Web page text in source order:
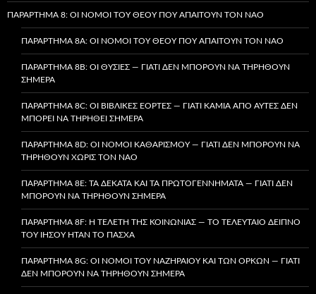
ΠΑΡΆΡΤΗΜΑ 8: ΟΙ ΝΌΜΟΙ ΤΟΥ ΘΕΟΎ ΠΟΥ ΑΠΑΙΤΟΎΝ ΤΟΝ ΝΑΌ
ΠΑΡΆΡΤΗΜΑ 8A: ΟΙ ΝΌΜΟΙ ΤΟΥ ΘΕΟΎ ΠΟΥ ΑΠΑΙΤΟΎΝ ΤΟΝ ΝΑΌ
ΠΑΡΆΡΤΗΜΑ 8B: ΟΙ ΘΥΣΊΕΣ — ΓΙΑΤΊ ΔΕΝ ΜΠΟΡΟΎΝ ΝΑ ΤΗΡΗΘΟΎΝ
ΣΉΜΕΡΑ
ΠΑΡΆΡΤΗΜΑ 8C: ΟΙ ΒΙΒΛΙΚΈΣ ΕΟΡΤΈΣ — ΓΙΑΤΊ ΚΑΜΊΑ ΑΠΌ ΑΥΤΈΣ ΔΕΝ
ΜΠΟΡΕΊ ΝΑ ΤΗΡΗΘΕΊ ΣΉΜΕΡΑ
ΠΑΡΆΡΤΗΜΑ 8D: ΟΙ ΝΌΜΟΙ ΚΑΘΑΡΙΣΜΟΎ — ΓΙΑΤΊ ΔΕΝ ΜΠΟΡΟΎΝ ΝΑ
ΤΗΡΗΘΟΎΝ ΧΩΡΊΣ ΤΟΝ ΝΑΌ
ΠΑΡΆΡΤΗΜΑ 8E: ΤΑ ΔΈΚΑΤΑ ΚΑΙ ΤΑ ΠΡΩΤΟΓΕΝΝΉΜΑΤΑ — ΓΙΑΤΊ ΔΕΝ
ΜΠΟΡΟΎΝ ΝΑ ΤΗΡΗΘΟΎΝ ΣΉΜΕΡΑ
ΠΑΡΆΡΤΗΜΑ 8F: Η ΤΕΛΕΤΉ ΤΗΣ ΚΟΙΝΩΝΊΑΣ — ΤΟ ΤΕΛΕΥΤΑΊΟ ΔΕΊΠΝΟ
ΤΟΥ ΙΗΣΟΎ ΉΤΑΝ ΤΟ ΠΆΣΧΑ
ΠΑΡΆΡΤΗΜΑ 8G: ΟΙ ΝΌΜΟΙ ΤΟΥ ΝΑΖΗΡΑΊΟΥ ΚΑΙ ΤΩΝ ΌΡΚΩΝ — ΓΙΑΤΊ
ΔΕΝ ΜΠΟΡΟΎΝ ΝΑ ΤΗΡΗΘΟΎΝ ΣΉΜΕΡΑ